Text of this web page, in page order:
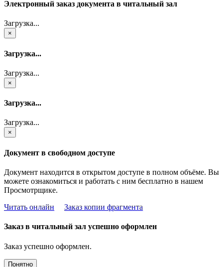
Электронный заказ документа в читальный зал
Загрузка...
×
Загрузка...
Загрузка...
×
Загрузка...
Загрузка...
×
Документ в свободном доступе
Документ находится в открытом доступе в полном объёме. Вы
можете ознакомиться и работать с ним бесплатно в нашем
Просмотрщике.
Читать онлайн
Заказ копии фрагмента
Заказ в читальный зал успешно оформлен
Заказ успешно оформлен.
Понятно